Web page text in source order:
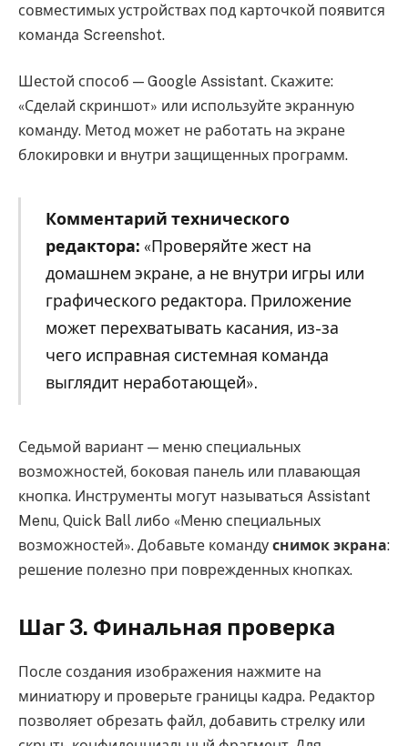
совместимых устройствах под карточкой появится
команда Screenshot.
Шестой способ — Google Assistant. Скажите:
«Сделай скриншот» или используйте экранную
команду. Метод может не работать на экране
блокировки и внутри защищенных программ.
Комментарий технического
редактора: «Проверяйте жест на
домашнем экране, а не внутри игры или
графического редактора. Приложение
может перехватывать касания, из-за
чего исправная системная команда
выглядит неработающей».
Седьмой вариант — меню специальных
возможностей, боковая панель или плавающая
кнопка. Инструменты могут называться Assistant
Menu, Quick Ball либо «Меню специальных
возможностей». Добавьте команду снимок экрана:
решение полезно при поврежденных кнопках.
Шаг 3. Финальная проверка
После создания изображения нажмите на
миниатюру и проверьте границы кадра. Редактор
позволяет обрезать файл, добавить стрелку или